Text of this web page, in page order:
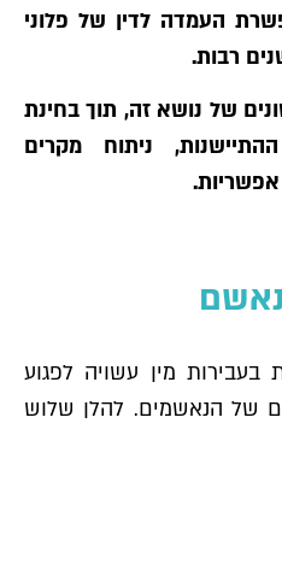
העמדה לדין של פלוני
רבות.
של נושא זה, תוך בחינת
ניתוח מקרים
אפשריות.
מין עשויה לפגוע
של הנאשמים. להלן שלוש